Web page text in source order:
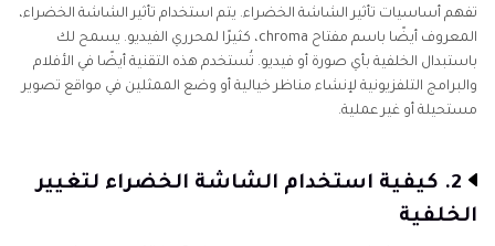
تفهم أساسيات تأثير الشاشة الخضراء. يتم استخدام تأثير الشاشة الخضراء،
المعروف أيضًا باسم مفتاح chroma، كثيرًا لمحرري الفيديو. يسمح لك
باستبدال الخلفية بأي صورة أو فيديو. تُستخدم هذه التقنية أيضًا في الأفلام
والبرامج التلفزيونية لإنشاء مناظر خيالية أو وضع الممثلين في مواقع تصوير
مستحيلة أو غير عملية.
2. كيفية استخدام الشاشة الخضراء لتغيير
الخلفية